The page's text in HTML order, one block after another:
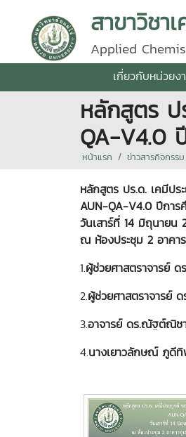
สาขาวิชา
Applied
เกี่ยวกับหน่วยง
หลักสูตร ป
QA-V4.0
หน้าแรก ข่าวสารกิจกรรม
หลักสูตร ปร.ด. เคมีปร
AUN-QA-V4.0 ปีการ
วันเสารที่ 14 มิถุนายน
ณ ห้องประชุม 2 อาคา
1.ผู้ช่วยศาสตราจารย์
2.ผู้ช่วยศาสตราจารย์
3.อาจารย์ ดร.ณัฐต์ณิช
4.นางเยาวลักษณ์ ภูดี